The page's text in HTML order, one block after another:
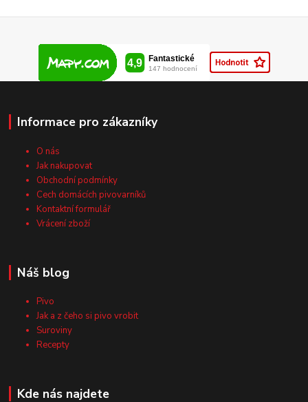
Informace pro zákazníky
O nás
Jak nakupovat
Obchodní podmínky
Cech domácích pivovarníků
Kontaktní formulář
Vrácení zboží
Náš blog
Pivo
Jak a z čeho si pivo vrobit
Suroviny
Recepty
Kde nás najdete